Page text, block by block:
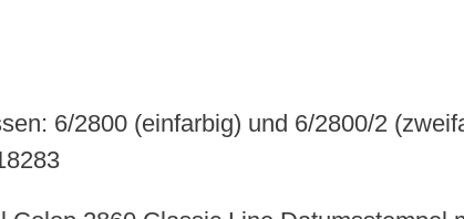
6/2800 (einfarbig) und 6/2800/2